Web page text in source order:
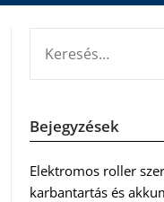
Bejegyzések
Elektromos roller
karbantartás és